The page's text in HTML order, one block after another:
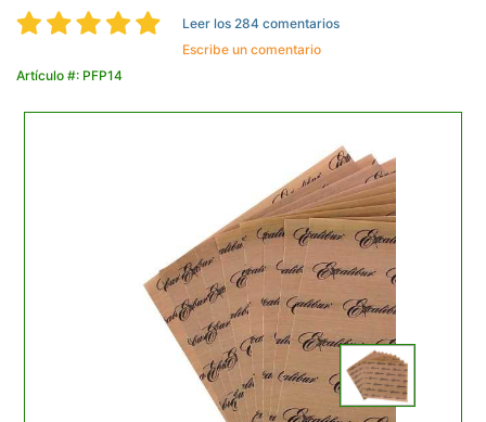
Leer los 284 comentarios
Escribe un comentario
Artículo #: PFP14